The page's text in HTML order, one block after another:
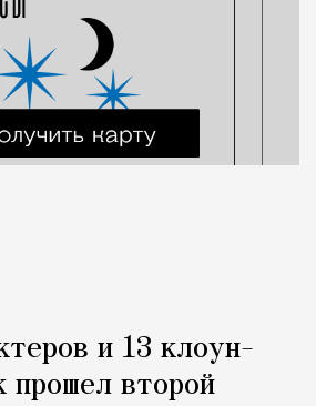
и 13 клоун-
прошел второй